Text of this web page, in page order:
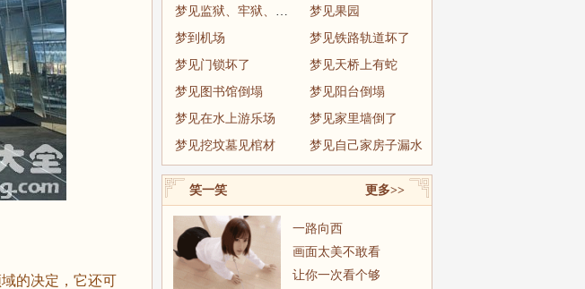
的决定，它还可
梦见监狱、牢狱、坐牢
梦见果园
梦到机场
梦见铁路轨道坏了
梦见门锁坏了
梦见天桥上有蛇
梦见图书馆倒塌
梦见阳台倒塌
梦见在水上游乐场
梦见家里墙倒了
梦见挖坟墓见棺材
梦见自己家房子漏水
更多>>
笑一笑
一路向西
画面太美不敢看
让你一次看个够